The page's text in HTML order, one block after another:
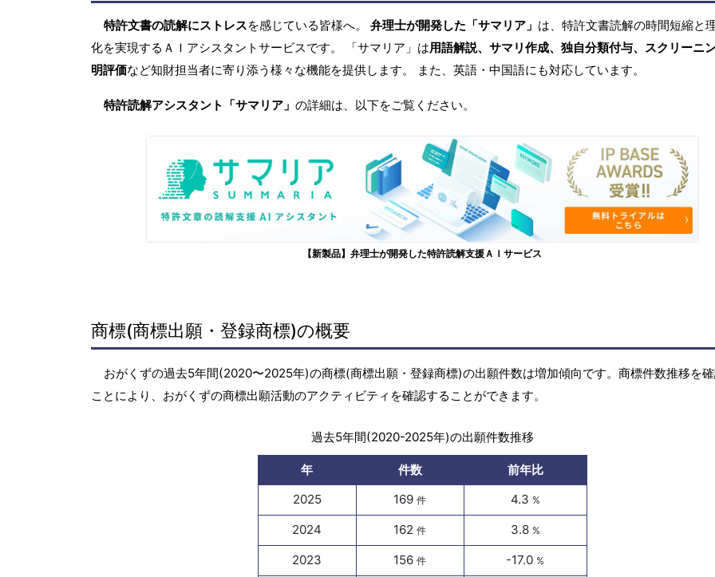
特許文書の読解にストレスを感じている皆様へ。 弁理士が開発した「サマリア」 は、特許文書読解の時間短縮と
化を実現するＡＩアシスタントサービスです。 「サマリア」は用語解説、サマリ作成、独自分類付与、スクリーニ
明評価など知財担当者に寄り添う様々な機能を提供します。 また、英語・中国語にも対応しています。
特許読解アシスタント「サマリア」 の詳細は、以下をご覧ください。
【新製品】弁理士が開発した特許読解支援ＡＩサービス
商標(商標出願・登録商標)の概要
おがくずの過去5年間(2020〜2025年)の商標(商標出願・登録商標)の出願件数は増加傾向です。商標件数推移を
ことにより、おがくずの商標出願活動のアクティビティを確認することができます。
過去5年間(2020-2025年)の出願件数推移
年 件数
前年比
2025
169件 4.3 %
2024 162件 3.8 %
2023 156件 -17.0 %